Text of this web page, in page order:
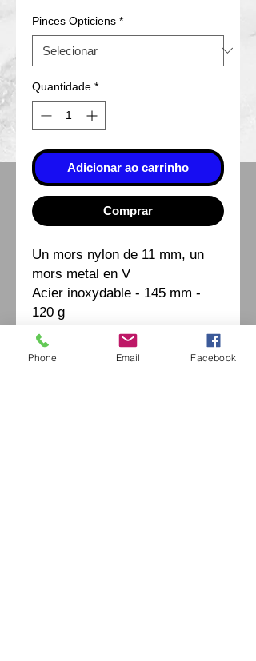
Pinces Opticiens *
Quantidade *
Adicionar ao carrinho
Comprar
Un mors nylon de 11 mm, un
mors metal en V
Acier inoxydable - 145 mm -
120 g
Phone Email Facebook